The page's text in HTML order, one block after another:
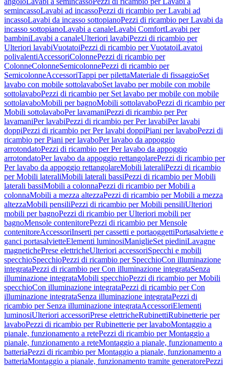
semincassoLavabi ad incassoPezzi di ricambio per Lavabi ad
incassoLavabi da incasso sottopianoPezzi di ricambio per Lavabi da
incasso sottopianoLavabi a canaleLavabi ComfortLavabi per
bambiniLavabi a canaleUlteriori lavabiPezzi di ricambio per
Ulteriori lavabiVuotatoiPezzi di ricambio per VuotatoiLavatoi
polivalentiAccessoriColonnePezzi di ricambio per
ColonneColonneSemicolonnePezzi di ricambio per
SemicolonneAccessoriTappi per pilettaMateriale di fissaggioSet
lavabo con mobile sottolavaboSet lavabo per mobile con mobile
sottolavaboPezzi di ricambio per Set lavabo per mobile con mobile
sottolavaboMobili per bagnoMobili sottolavaboPezzi di ricambio per
Mobili sottolavaboPer lavamaniPezzi di ricambio per Per
lavamaniPer lavabiPezzi di ricambio per Per lavabiPer lavabi
doppiPezzi di ricambio per Per lavabi doppiPiani per lavaboPezzi di
ricambio per Piani per lavaboPer lavabo da appoggio
arrotondatoPezzi di ricambio per Per lavabo da appoggio
arrotondatoPer lavabo da appoggio rettangolarePezzi di ricambio per
Per lavabo da appoggio rettangolareMobili lateraliPezzi di ricambio
per Mobili lateraliMobili laterali bassiPezzi di ricambio per Mobili
laterali bassiMobili a colonnaPezzi di ricambio per Mobili a
colonnaMobili a mezza altezzaPezzi di ricambio per Mobili a mezza
altezzaMobili pensiliPezzi di ricambio per Mobili pensiliUlteriori
mobili per bagnoPezzi di ricambio per Ulteriori mobili per
bagnoMensole contenitorePezzi di ricambio per Mensole
contenitoreAccessoriInserti per cassetti e portaoggettiPortasalviette e
ganci portasalvietteElementi luminosiManiglieSet piediniLavagne
magnetichePrese elettricheUlteriori accessoriSpecchi e mobili
specchioSpecchioPezzi di ricambio per SpecchioCon illuminazione
integrataPezzi di ricambio per Con illuminazione integrataSenza
illuminazione integrataMobili specchioPezzi di ricambio per Mobili
specchioCon illuminazione integrataPezzi di ricambio per Con
illuminazione integrataSenza illuminazione integrataPezzi di
ricambio per Senza illuminazione integrataAccessoriElementi
luminosiUlteriori accessoriPrese elettricheRubinettiRubinetterie per
lavaboPezzi di ricambio per Rubinetterie per lavaboMontaggio a
pianale, funzionamento a retePezzi di ricambio per Montaggio a
pianale, funzionamento a reteMontaggio a pianale, funzionamento a
batteriaPezzi di ricambio per Montaggio a pianale, funzionamento a
batteriaMontaggio a pianale, funzionamento tramite generatorePezzi